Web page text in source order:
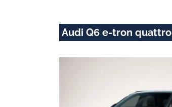
Audi Q6 e-tron quattro